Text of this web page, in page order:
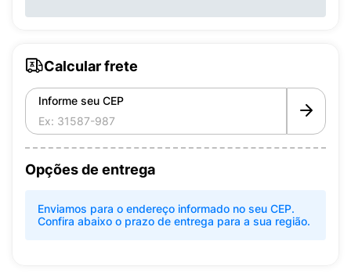
Calcular frete
Informe seu CEP
Opções de entrega
Enviamos para o endereço informado no seu CEP.
Confira abaixo o prazo de entrega para a sua região.